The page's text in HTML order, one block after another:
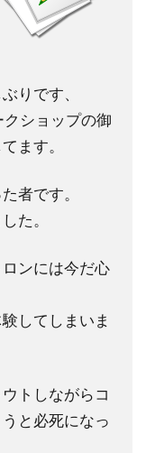
りです、
ショップの御
ます。
者です。
た。
ンには今だ心
してしまいま
トしながらコ
と必死になっ